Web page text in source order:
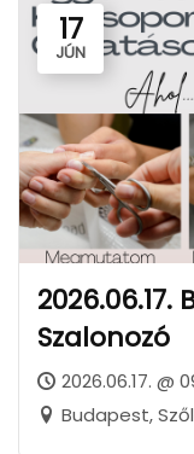
17
JÚN
2026.06.17.
Szalonozó
2026.06.17. @
Budapest,